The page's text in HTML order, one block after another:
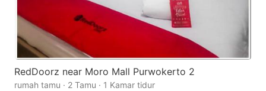
RedDoorz near Moro Mall Purwokerto 2
rumah tamu · 2 Tamu · 1 Kamar tidur